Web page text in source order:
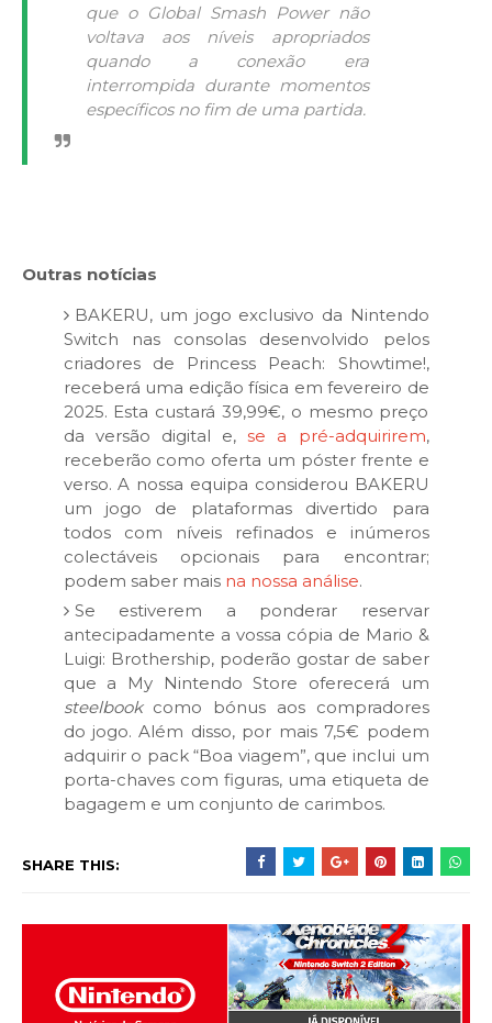
que o Global Smash Power não
voltava aos níveis apropriados
quando a conexão era
interrompida durante momentos
específicos no fim de uma partida.
Outras notícias
BAKERU, um jogo exclusivo da Nintendo
Switch nas consolas desenvolvido pelos
criadores de Princess Peach: Showtime!,
receberá uma edição física em fevereiro de
2025. Esta custará 39,99€, o mesmo preço
da versão digital e,se a pré-adquirirem,
receberão como oferta um póster frente e
verso. A nossa equipa considerou BAKERU
um jogo de plataformas divertido para
todos com níveis refinados e inúmeros
colectáveis opcionais para encontrar;
podem saber mais na nossa análise.
Se estiverem a ponderar reservar
antecipadamente a vossa cópia de Mario &
Luigi: Brothership, poderão gostar de saber
que a My Nintendo Store oferecerá um
steelbook como bónus aos compradores
do jogo. Além disso, por mais 7,5€ podem
adquirir o pack “Boa viagem”, que inclui um
porta-chaves com figuras, uma etiqueta de
bagagem e um conjunto de carimbos.
SHARE THIS: